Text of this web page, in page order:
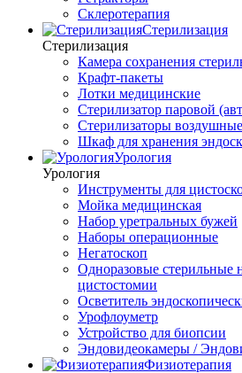
Склеротерапия
Стерилизация
Стерилизация
Камера сохранения
Крафт-пакеты
Лотки медицинские
Стерилизатор паровой
Стерилизаторы воздушные
Шкаф для хранения
Урология
Урология
Инструменты для
Мойка медицинская
Набор уретральных бужей
Наборы операционные
Негатоскоп
Одноразовые стерильные
цистостомии
Осветитель
Урофлоуметр
Устройство для биопсии
Эндовидеокамеры /
Физиотерапия